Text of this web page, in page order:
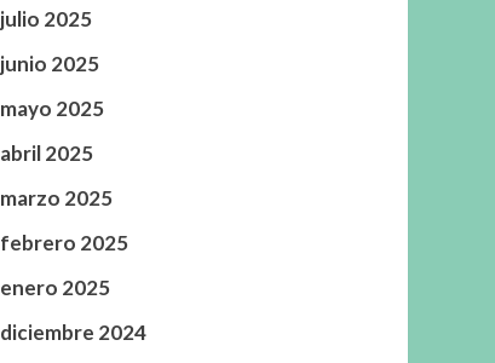
julio 2025
junio 2025
mayo 2025
abril 2025
marzo 2025
febrero 2025
enero 2025
diciembre 2024